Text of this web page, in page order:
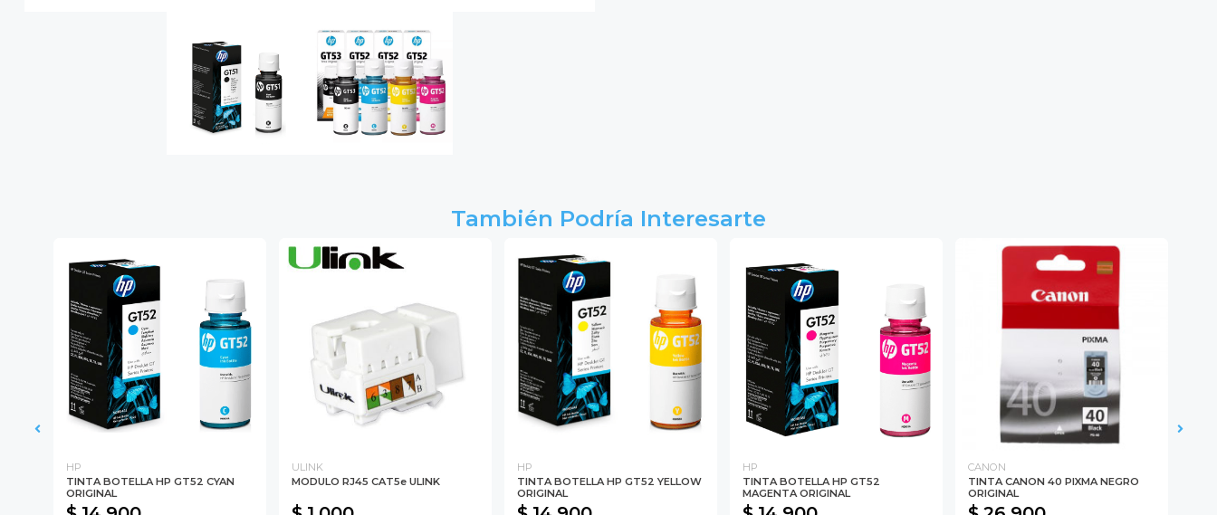
También Podría Interesarte
HP
TINTA BOTELLA HP GT52 CYAN
ORIGINAL
ULINK
MODULO RJ45 CAT5e ULINK
HP
TINTA BOTELLA HP GT52 YELLOW
ORIGINAL
HP
TINTA BOTELLA HP GT52
MAGENTA ORIGINAL
CANON
TINTA CANON 40 PIXMA NEGRO
ORIGINAL